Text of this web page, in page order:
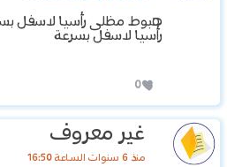
هبوط مظلى رأسيا لاسفل
رأسيا لاسفل بسرعة
0
غير معروف
منذ 6 سنوات الساعة 16:50